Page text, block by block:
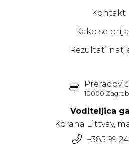
Kontakt
Kako se
Rezultati
10000 Zagreb
Voditeljica
Korana Littvay,
+385 99